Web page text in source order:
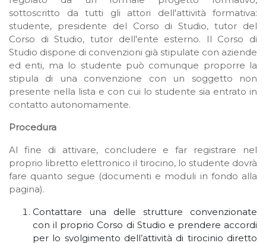
sottoscritto da tutti gli attori dell'attività formativa:
studente, presidente del Corso di Studio, tutor del
Corso di Studio, tutor dell'ente esterno. Il Corso di
Studio dispone di convenzioni già stipulate con aziende
ed enti, ma lo studente può comunque proporre la
stipula di una convenzione con un soggetto non
presente nella lista e con cui lo studente sia entrato in
contatto autonomamente.
Procedura
Al fine di attivare, concludere e far registrare nel
proprio libretto elettronico il tirocino, lo studente dovrà
fare quanto segue (documenti e moduli in fondo alla
pagina).
Contattare una delle strutture convenzionate
con il proprio Corso di Studio e prendere accordi
per lo svolgimento dell’attività di tirocinio diretto